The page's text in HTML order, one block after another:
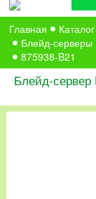
Главная Каталог
Блейд-серверы
875938-B21
Блейд-сервер